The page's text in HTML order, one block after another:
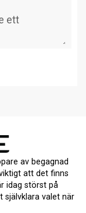
av begagnad
att det finns
idag störst på
självklara valet när